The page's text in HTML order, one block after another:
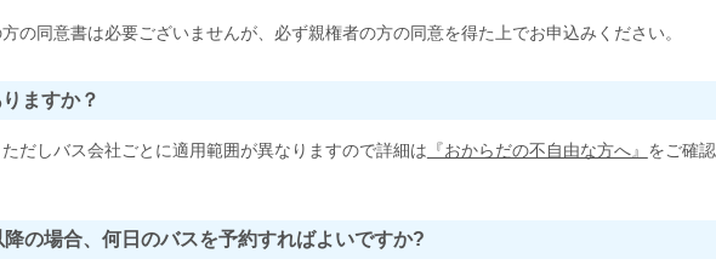
の同意書は必要ございませんが、必ず親権者の方の同意を得た上でお申込みください。
ますか？
だしバス会社ごとに適用範囲が異なりますので詳細は 『おからだの不自由な方へ』 をご確
の場合、何日のバスを予約すればよいですか?